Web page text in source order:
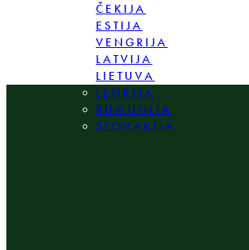
ČEKIJA
ESTIJA
VENGRIJA
LATVIJA
LIETUVA
LENKIJA
RUMUNIJA
SLOVAKIJA